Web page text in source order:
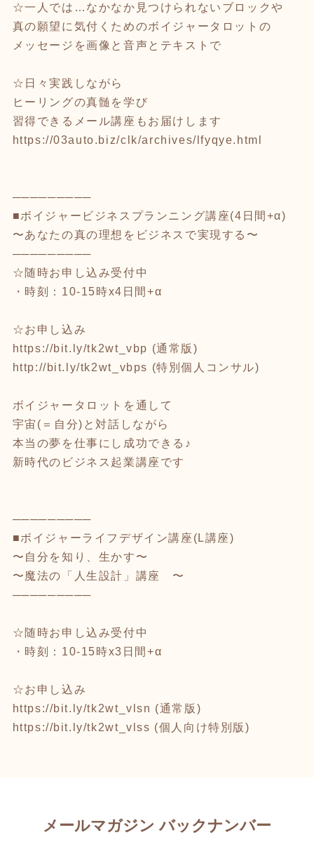
☆一人では…なかなか見つけられないブロックや
真の願望に気付くためのボイジャータロットの
メッセージを画像と音声とテキストで
☆日々実践しながら
ヒーリングの真髄を学び
習得できるメール講座もお届けします
https://03auto.biz/clk/archives/lfyqye.html
─────────
■ボイジャービジネスプランニング講座(4日間+α)
〜あなたの真の理想をビジネスで実現する〜
─────────
☆随時お申し込み受付中
・時刻：10-15時x4日間+α
☆お申し込み
https://bit.ly/tk2wt_vbp (通常版)
http://bit.ly/tk2wt_vbps (特別個人コンサル)
ボイジャータロットを通して
宇宙(＝自分)と対話しながら
本当の夢を仕事にし成功できる♪
新時代のビジネス起業講座です
─────────
■ボイジャーライフデザイン講座(L講座)
〜自分を知り、生かす〜
〜魔法の「人生設計」講座 〜
─────────
☆随時お申し込み受付中
・時刻：10-15時x3日間+α
☆お申し込み
https://bit.ly/tk2wt_vlsn (通常版)
https://bit.ly/tk2wt_vlss (個人向け特別版)
メールマガジン バックナンバー